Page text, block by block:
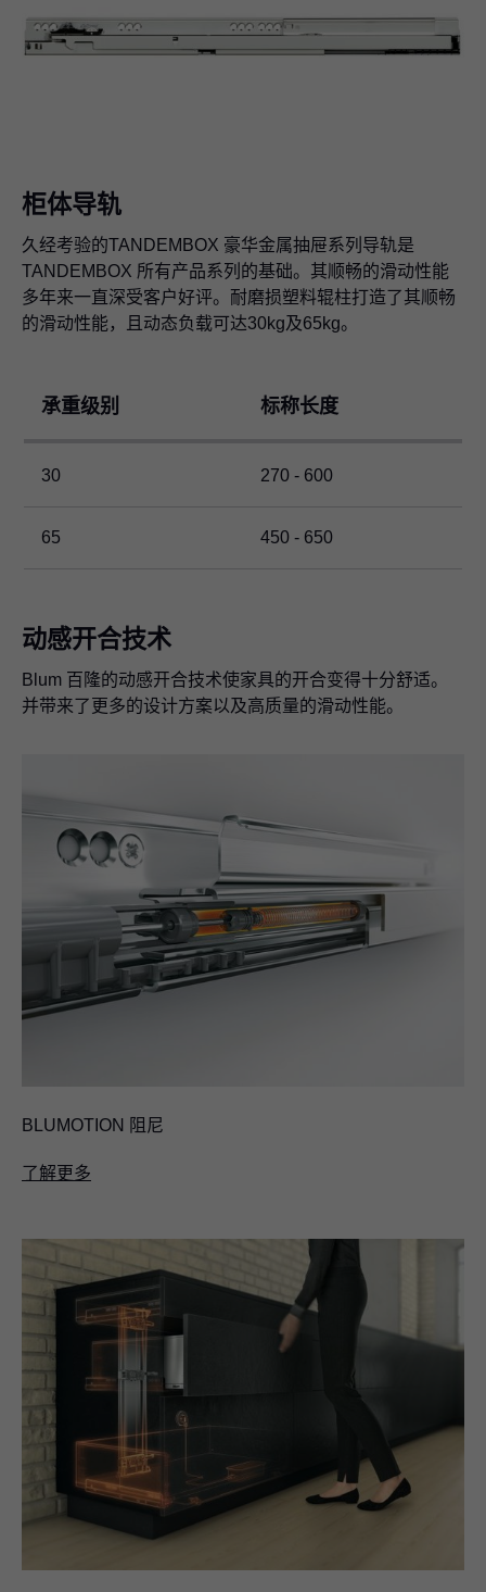
柜体导轨
久经考验的TANDEMBOX 豪华金属抽屉系列导轨是
TANDEMBOX 所有产品系列的基础。其顺畅的滑动性能
多年来一直深受客户好评。耐磨损塑料辊柱打造了其顺畅
的滑动性能，且动态负载可达30kg及65kg。
承重级别 标称长度
30 270 - 600
65 450 - 650
动感开合技术
Blum 百隆的动感开合技术使家具的开合变得十分舒适。
并带来了更多的设计方案以及高质量的滑动性能。
BLUMOTION 阻尼
了解更多